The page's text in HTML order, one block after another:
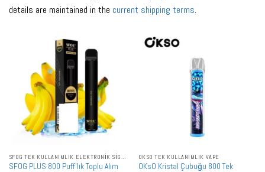
details are maintained in the current shipping terms.
SFOG TEK KULLANIMLIK ELEKTRONIK SIGARALAR
SFOG PLUS 800 Puff'lık Toplu Alım
OKSO TEK KULLANIMLIK VAPE
OKsO Kristal Çubuğu 800 Tek